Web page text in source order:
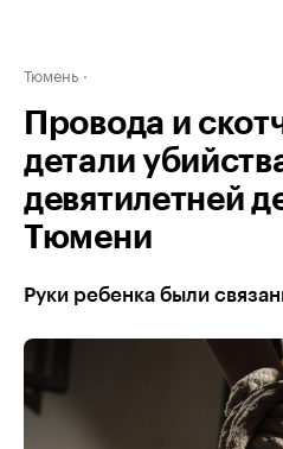
Тюмень
Провода и
детали
девятилетней
Тюмени
Руки ребенка были